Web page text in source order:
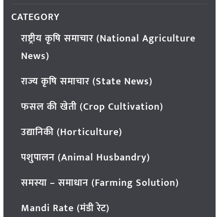
CATEGORY
राष्ट्रीय कृषि समाचार (National Agriculture
News)
राज्य कृषि समाचार (State News)
फसल की खेती (Crop Cultivation)
उद्यानिकी (Horticulture)
पशुपालन (Animal Husbandry)
समस्या – समाधान (Farming Solution)
Mandi Rate (मंडी रेट)